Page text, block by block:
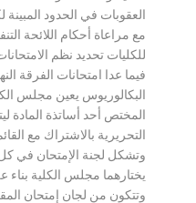
العقوبات في الحدود المبينة
مع مراعاة أحكام اللائحة
للكليات تحديد نظم
فيما عدا امتحانات الفرقة
البكالوريوس يعين مجلس
المختص أحد أساتذة المادة
التحريرية بالاشتراك مع
وتشكل لجنة الإمتحان في
يختارهما مجلس الكلية
وتتكون من لجان إمتحان